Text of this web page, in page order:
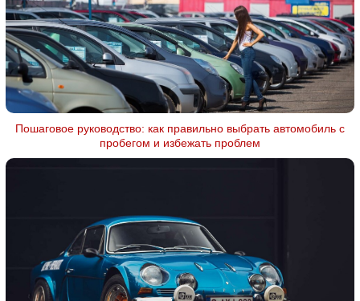
Пошаговое руководство: как правильно выбрать автомобиль с
пробегом и избежать проблем